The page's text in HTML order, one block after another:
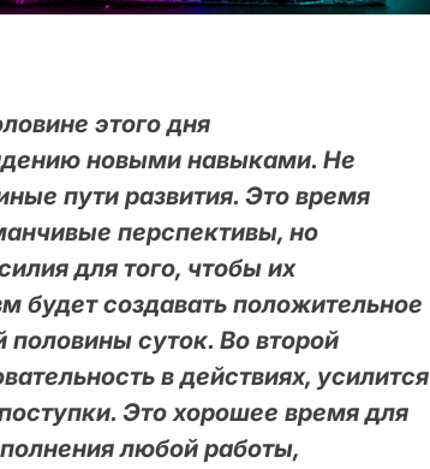
этого дня
новыми навыками. Не
пути развития. Это время
перспективы, но
для того, чтобы их
будет создавать положительное
половины суток. Во второй
в действиях, усилится
Это хорошее время для
любой работы,